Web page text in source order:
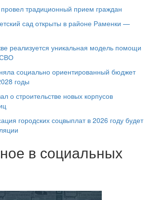
традиционный прием граждан
сад открыты в районе Раменки —
реализуется уникальная модель помощи
социально ориентированный бюджет
годы
о строительстве новых корпусов
городских соцвыплат в 2026 году будет
в социальных